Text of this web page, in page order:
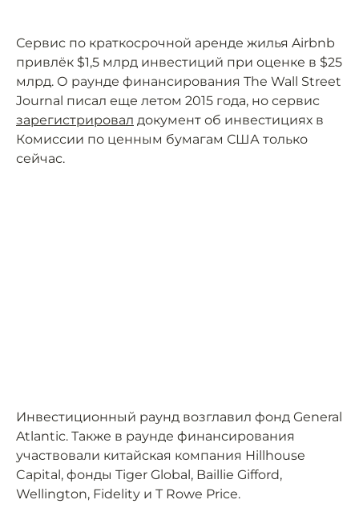
Сервис по краткосрочной аренде жилья Airbnb
привлёк $1,5 млрд инвестиций при оценке в $25
млрд. О раунде финансирования The Wall Street
Journal писал еще летом 2015 года, но сервис
зарегистрировал документ об инвестициях в
Комиссии по ценным бумагам США только
сейчас.
Инвестиционный раунд возглавил фонд General
Atlantic. Также в раунде финансирования
участвовали китайская компания Hillhouse
Capital, фонды Tiger Global, Baillie Gifford,
Wellington, Fidelity и T Rowe Price.